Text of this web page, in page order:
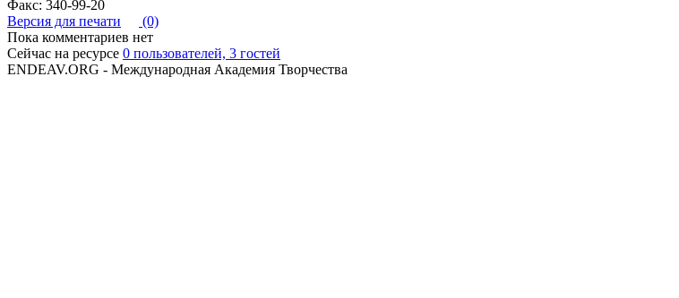
Факс: 340-99-20
Версия для печати
(0)
Пока комментариев нет
Сейчас на ресурсе 0 пользователей, 3 гостей
ENDEAV.ORG - Международная Академия Творчества